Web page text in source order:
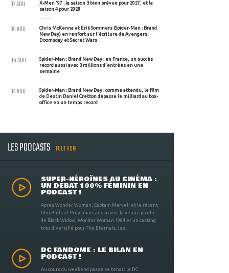
X-Men '97 : la saison 3 bien prévue pour 2027, et la
saison 4 pour 2028
07 AOU
Chris McKenna et Erik Sommers (Spider-Man : Brand
New Day) en renfort sur l'écriture de Avengers :
Doomsday et Secret Wars
06 AOU
Spider-Man : Brand New Day : en France, un succès
record aussi avec 3 millions d'entrées en une
semaine
05 AOU
Spider-Man : Brand New Day : comme attendu, le film
de Destin Daniel Cretton dépasse le milliard au box-
office en un temps record
04 AOU
LES PODCASTS TOUT VOIR
SUPER-HÉROÏNES AU CINÉMA :
UN DÉBAT 100% FÉMININ EN
PODCAST !
Après Wonder Woman, Captain Marvel, et le récent
film Birds of Prey, mais aussi avec la venue proche
de Black Widow, Wonder Woman 1984 et un casting
très diversifié pour The Eternals, les ...
DC FANDOME : LE BILAN EN
PODCAST !
Au cours du weekend passé se tenait le DC